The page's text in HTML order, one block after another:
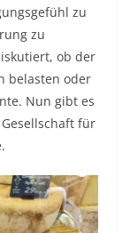
zu
zu
ob der
belasten oder
Nun gibt es
für